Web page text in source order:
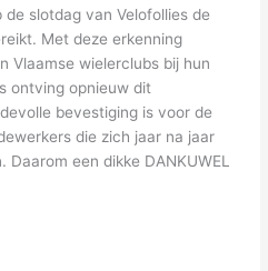
slotdag van Velofollies de
Met deze erkenning
Vlaamse wielerclubs bij hun
ontving opnieuw dit
bevestiging is voor de
die zich jaar na jaar
een dikke DANKUWEL